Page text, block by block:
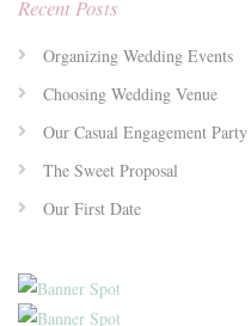
Recent Posts
Organizing Wedding Events
Choosing Wedding Venue
Our Casual Engagement Party
The Sweet Proposal
Our First Date